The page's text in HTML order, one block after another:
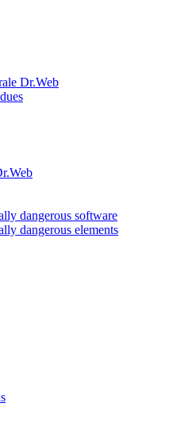
Dr.Web
dangerous software
dangerous elements